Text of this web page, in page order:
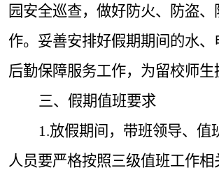
园安全巡查，做好防火、防盗、
作。妥善安排好假期期间的水、
后勤保障服务工作，为留校师生
三、假期值班要求
1.放假期间，带班领导、值
人员要严格按照三级值班工作相